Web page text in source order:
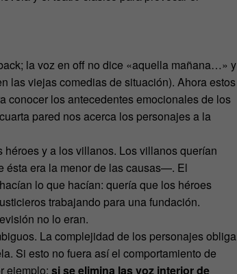
la voz en off no dice «aquella mañana…» y
las viejas comedias de situación). Ahora estos
conocer los antecedentes emocionales de los
pared nos acerca los personajes a la
y a los villanos. Los villanos querían
ésta era la menor de las causas—. El
lo que hacían: quería que los héroes
trabajando para una fundación.
no lo eran.
La complejidad de los personajes obliga
Si esto no fuera así el comportamiento de
ejemplo: si se elimina las voz interior de